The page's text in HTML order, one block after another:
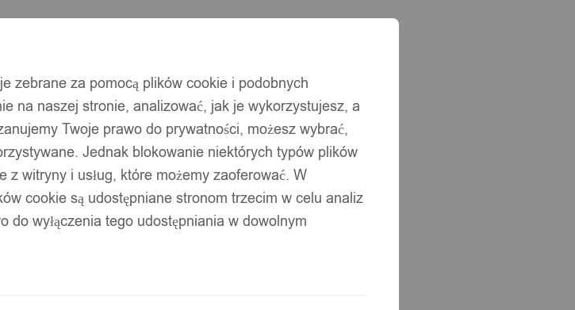
zebrane za pomocą plików cookie i podobnych
na naszej stronie, analizować, jak je wykorzystujesz, a
Twoje prawo do prywatności, możesz wybrać,
Jednak blokowanie niektórych typów plików
z witryny i usług, które możemy zaoferować. W
cookie są udostępniane stronom trzecim w celu analiz
wyłączenia tego udostępniania w dowolnym